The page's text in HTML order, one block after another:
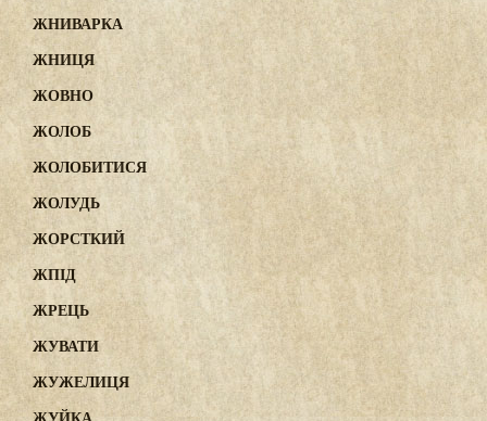
ЖНИВАРКА
ЖНИЦЯ
ЖОВНО
ЖОЛОБ
ЖОЛОБИТИСЯ
ЖОЛУДЬ
ЖОРСТКИЙ
ЖПІД
ЖРЕЦЬ
ЖУВАТИ
ЖУЖЕЛИЦЯ